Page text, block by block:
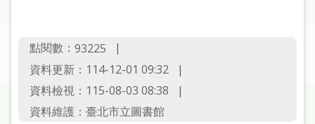
常
見
問
答
點閱數： 93225
資料更新：114-12-01 09:32
資料檢視：115-08-03 08:38
資料維護：臺北市立圖書館